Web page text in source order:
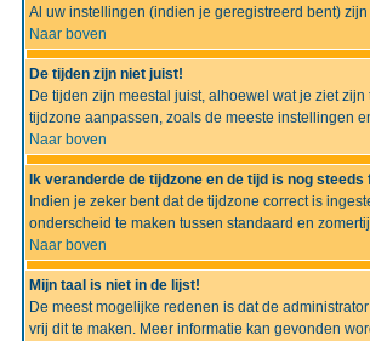
Al uw instellingen (indien je geregistreerd bent)
Naar boven
De tijden zijn niet juist!
De tijden zijn meestal juist, alhoewel wat je ziet
tijdzone aanpassen, zoals de meeste instellingen
Naar boven
Ik veranderde de tijdzone en de tijd is nog steeds
Indien je zeker bent dat de tijdzone correct is
onderscheid te maken tussen standaard en
Naar boven
Mijn taal is niet in de lijst!
De meest mogelijke redenen is dat de
vrij dit te maken. Meer informatie kan gevonden